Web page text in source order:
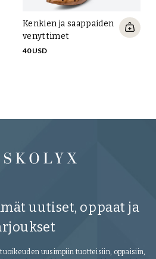
Kenkien ja saappaiden
venyttimet
40 USD
uutiset, oppaat ja
uusimpiin tuotteisiin, oppaisiin,